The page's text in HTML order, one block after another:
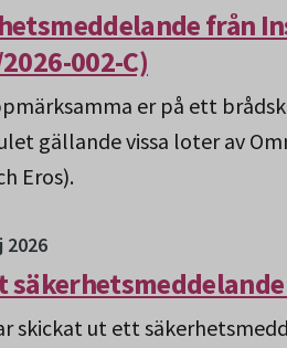
från
002-C)
er på ett
gällande vissa loter av
Eros).
2026
skickat ut ett